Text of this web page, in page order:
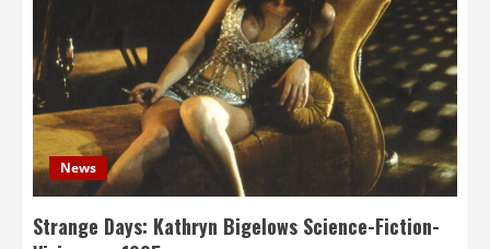
News
Strange Days: Kathryn Bigelows Science-Fiction-